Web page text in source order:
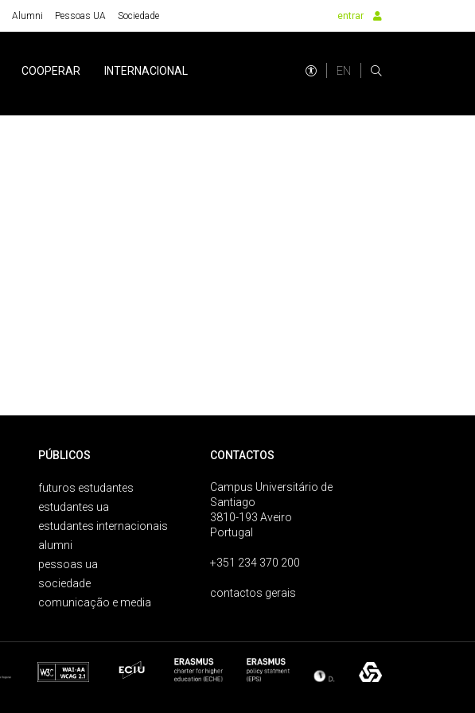
Alumni Pessoas UA Sociedade entrar
COOPERAR INTERNACIONAL EN
PÚBLICOS
futuros estudantes
estudantes ua
estudantes internacionais
alumni
pessoas ua
sociedade
comunicação e media
CONTACTOS
Campus Universitário de
Santiago
3810-193 Aveiro
Portugal
+351 234 370 200
contactos gerais